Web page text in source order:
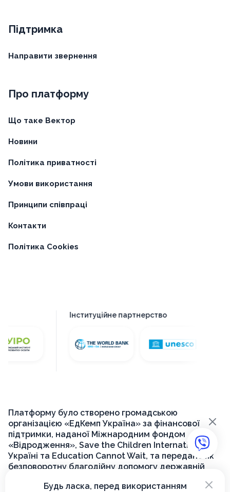
Підтримка
Направити звернення
Про платформу
Що таке Вектор
Новини
Політика приватності
Умови використання
Принципи співпраці
Контакти
Політика Cookies
Інституційне партнерство
Платформу було створено громадською
організацією «ЕдКемп Україна» за фінансової
підтримки, наданої Міжнародним фондом
«Відродження», Save the Children International в
Україні та Education Cannot Wait, та передано як
безповоротну благодійну допомогу державній
для її подальшого функціонування на державному
×
Будь ласка, перед використанням ×